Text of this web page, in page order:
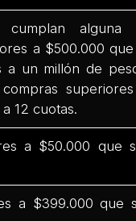
alguna
a $500.000
a un millón de
12 cuotas.
a $50.000 que
a $399.000 que